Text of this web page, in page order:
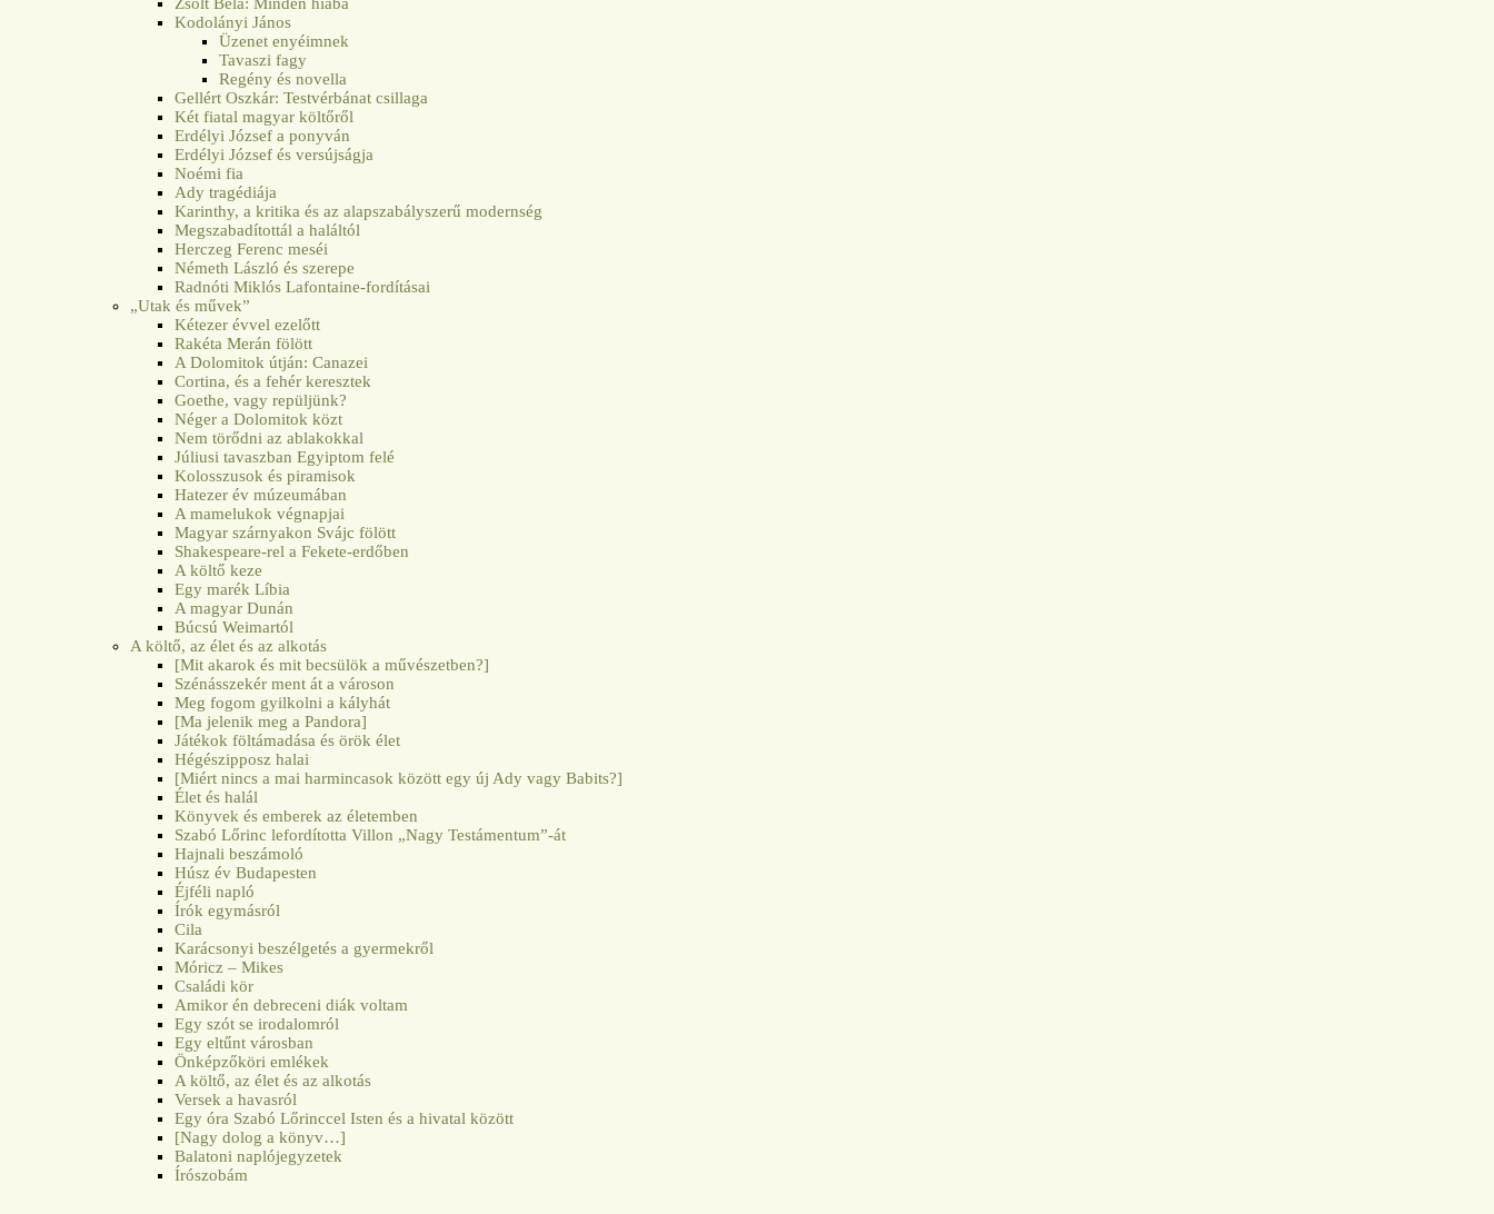
Kodolányi János
Üzenet enyéimnek
Tavaszi fagy
Regény és novella
Gellért Oszkár: Testvérbánat csillaga
Két fiatal magyar költőről
Erdélyi József a ponyván
Erdélyi József és versújságja
Noémi fia
Ady tragédiája
Karinthy, a kritika és az alapszabályszerű modernség
Megszabadítottál a haláltól
Herczeg Ferenc meséi
Németh László és szerepe
Radnóti Miklós Lafontaine-fordításai
„Utak és művek”
Kétezer évvel ezelőtt
Rakéta Merán fölött
A Dolomitok útján: Canazei
Cortina, és a fehér keresztek
Goethe, vagy repüljünk?
Néger a Dolomitok közt
Nem törődni az ablakokkal
Júliusi tavaszban Egyiptom felé
Kolosszusok és piramisok
Hatezer év múzeumában
A mamelukok végnapjai
Magyar szárnyakon Svájc fölött
Shakespeare-rel a Fekete-erdőben
A költő keze
Egy marék Líbia
A magyar Dunán
Búcsú Weimartól
A költő, az élet és az alkotás
[Mit akarok és mit becsülök a művészetben?]
Szénásszekér ment át a városon
Meg fogom gyilkolni a kályhát
[Ma jelenik meg a Pandora]
Játékok föltámadása és örök élet
Hégészipposz halai
[Miért nincs a mai harmincasok között egy új Ady vagy Babits?]
Élet és halál
Könyvek és emberek az életemben
Szabó Lőrinc lefordította Villon „Nagy Testámentum”-át
Hajnali beszámoló
Húsz év Budapesten
Éjféli napló
Írók egymásról
Cila
Karácsonyi beszélgetés a gyermekről
Móricz – Mikes
Családi kör
Amikor én debreceni diák voltam
Egy szót se irodalomról
Egy eltűnt városban
Önképzőköri emlékek
A költő, az élet és az alkotás
Versek a havasról
Egy óra Szabó Lőrinccel Isten és a hivatal között
[Nagy dolog a könyv…]
Balatoni naplójegyzetek
Írószobám